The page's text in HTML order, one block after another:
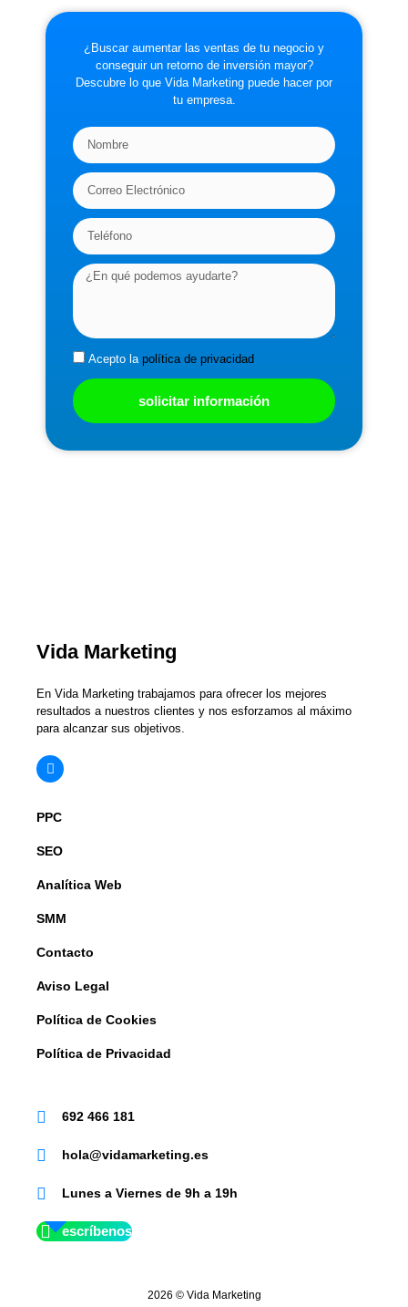
¿Buscar aumentar las ventas de tu negocio y
conseguir un retorno de inversión mayor?
Descubre lo que Vida Marketing puede hacer por
tu empresa.
Acepto la política de privacidad
solicitar información
Vida Marketing
En Vida Marketing trabajamos para ofrecer los mejores
resultados a nuestros clientes y nos esforzamos al máximo
para alcanzar sus objetivos.
PPC
SEO
Analítica Web
SMM
Contacto
Aviso Legal
Política de Cookies
Política de Privacidad
692 466 181
hola@vidamarketing.es
Lunes a Viernes de 9h a 19h
escríbenos
2026 © Vida Marketing